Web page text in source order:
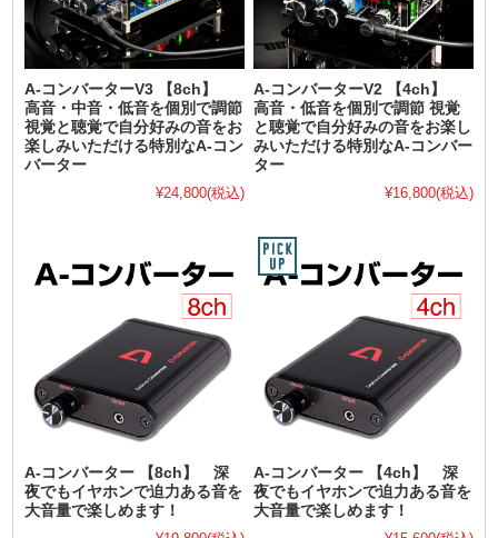
A-コンバーターV3 【8ch】
高音・中音・低音を個別で調節
視覚と聴覚で自分好みの音をお
楽しみいただける特別なA-コン
バーター
¥24,800(税込)
A-コンバーターV2 【4ch】
高音・低音を個別で調節 視覚
と聴覚で自分好みの音をお楽し
みいただける特別なA-コンバー
ター
¥16,800(税込)
A-コンバーター 【8ch】 深
夜でもイヤホンで迫力ある音を
大音量で楽しめます！
A-コンバーター 【4ch】 深
夜でもイヤホンで迫力ある音を
大音量で楽しめます！